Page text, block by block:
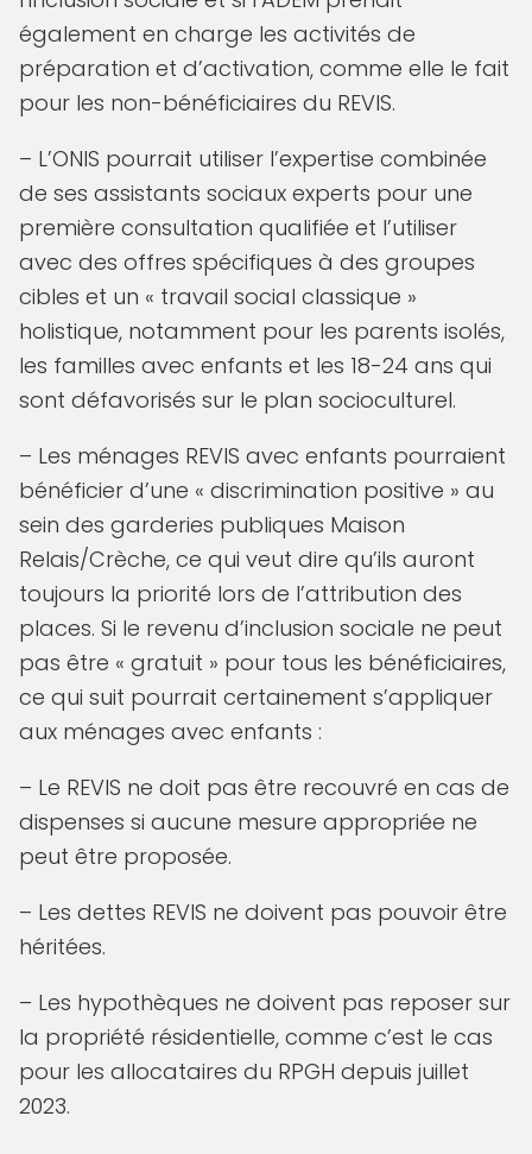
également en charge les activités de
préparation et d’activation, comme elle le fait
pour les non-bénéficiaires du REVIS.
– L’ONIS pourrait utiliser l’expertise combinée
de ses assistants sociaux experts pour une
première consultation qualifiée et l’utiliser
avec des offres spécifiques à des groupes
cibles et un « travail social classique »
holistique, notamment pour les parents isolés,
les familles avec enfants et les 18-24 ans qui
sont défavorisés sur le plan socioculturel.
– Les ménages REVIS avec enfants pourraient
bénéficier d’une « discrimination positive » au
sein des garderies publiques Maison
Relais/Crèche, ce qui veut dire qu’ils auront
toujours la priorité lors de l’attribution des
places. Si le revenu d’inclusion sociale ne peut
pas être « gratuit » pour tous les bénéficiaires,
ce qui suit pourrait certainement s’appliquer
aux ménages avec enfants :
– Le REVIS ne doit pas être recouvré en cas de
dispenses si aucune mesure appropriée ne
peut être proposée.
– Les dettes REVIS ne doivent pas pouvoir être
héritées.
– Les hypothèques ne doivent pas reposer sur
la propriété résidentielle, comme c’est le cas
pour les allocataires du RPGH depuis juillet
2023.